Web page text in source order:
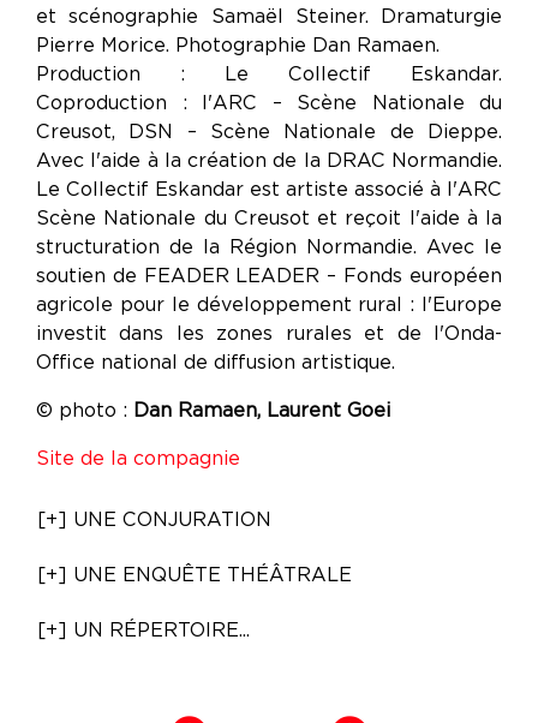
et scénographie Samaël Steiner. Dramaturgie
Pierre Morice. Photographie Dan Ramaen.
Production : Le Collectif Eskandar.
Coproduction : l'ARC – Scène Nationale du
Creusot, DSN – Scène Nationale de Dieppe.
Avec l'aide à la création de la DRAC Normandie.
Le Collectif Eskandar est artiste associé à l'ARC
Scène Nationale du Creusot et reçoit l'aide à la
structuration de la Région Normandie. Avec le
soutien de FEADER LEADER – Fonds européen
agricole pour le développement rural : l'Europe
investit dans les zones rurales et de l'Onda-
Office national de diffusion artistique.
© photo : Dan Ramaen, Laurent Goei
Site de la compagnie
[+] UNE CONJURATION
[+] UNE ENQUÊTE THÉÂTRALE
[+] UN RÉPERTOIRE...